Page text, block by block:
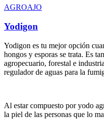
AGROAJO
Yodigon
Yodigon es tu mejor opción
hongos y esporas se trata. Es
agropecuario, forestal e
regulador de aguas para la
Al estar compuesto por yodo
la piel de las personas que lo